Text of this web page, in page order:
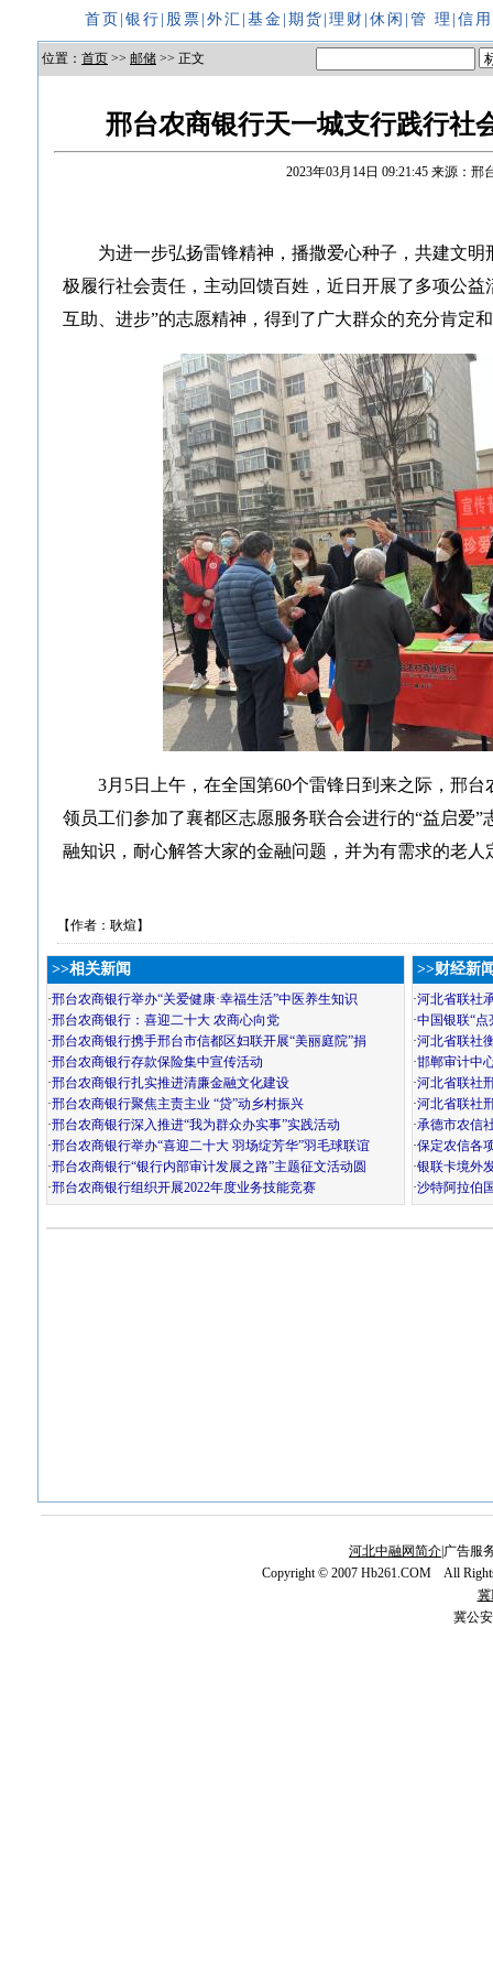
首页 银行 股票 外汇 基金 期货 理财 休闲 管 理 信
位置： 首页 >> 邮储 >> 正文
邢台农商银行天一城支行践行社
2023年03月14日 09:21:45 来源：邢
为进一步弘扬雷锋精神，播撒爱心种子，共建文
极履行社会责任，主动回馈百姓，近日开展了多项公
互助、进步”的志愿精神，得到了广大群众的充分肯定
3月5日上午，在全国第60个雷锋日到来之际，邢
领员工们参加了襄都区志愿服务联合会进行的“益启爱
融知识，耐心解答大家的金融问题，并为有需求的老
【作者：耿煊】
>>相关新闻
·邢台农商银行举办“关爱健康·幸福生活”中医养生知识
·邢台农商银行：喜迎二十大 农商心向党
·邢台农商银行携手邢台市信都区妇联开展“美丽庭院”捐
·邢台农商银行存款保险集中宣传活动
·邢台农商银行扎实推进清廉金融文化建设
·邢台农商银行聚焦主责主业 “贷”动乡村振兴
·邢台农商银行深入推进“我为群众办实事”实践活动
·邢台农商银行举办“喜迎二十大 羽场绽芳华”羽毛球联谊
·邢台农商银行“银行内部审计发展之路”主题征文活动圆
·邢台农商银行组织开展2022年度业务技能竞赛
>>财经新
·河北省联社
·中国银联“
·河北省联社
·邯郸审计中
·河北省联社
·河北省联社
·承德市农信
·保定农信各
·银联卡境外
·沙特阿拉伯
河北中融网简介 |广告服
Copyright © 2007 Hb261.COM All
冀
冀公